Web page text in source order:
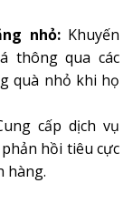
nhỏ:Khuyến
thông qua các
quà nhỏ khi họ
cấp dịch vụ
hồi tiêu cực
hàng.